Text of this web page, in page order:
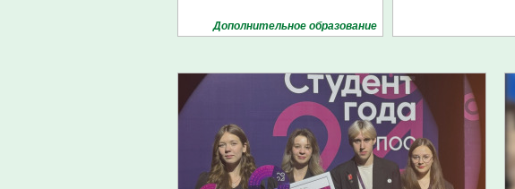
Дополнительное образование